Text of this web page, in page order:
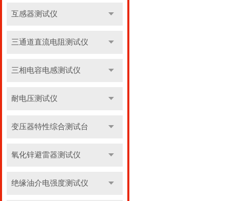
互感器测试仪
三通道直流电阻测试仪
三相电容电感测试仪
耐电压测试仪
变压器特性综合测试台
氧化锌避雷器测试仪
绝缘油介电强度测试仪